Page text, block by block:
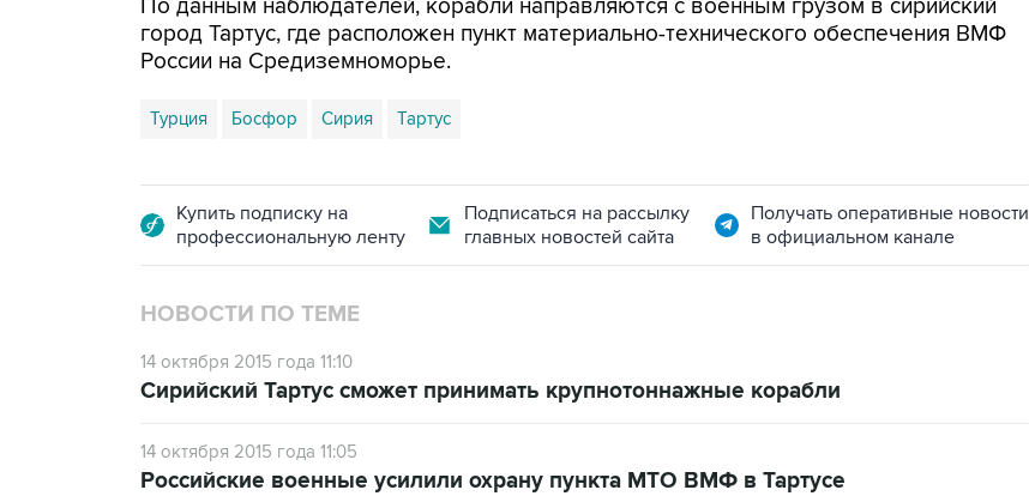
По данным наблюдателей, корабли направляются с военным грузом в сирийский
город Тартус, где расположен пункт материально-технического обеспечения ВМФ
России на Средиземноморье.
Турция Босфор Сирия Тартус
Купить подписку на
профессиональную ленту
Подписаться на рассылку
главных новостей сайта
Получать оперативные новости
в официальном канале
НОВОСТИ ПО ТЕМЕ
14 октября 2015 года 11:10
Сирийский Тартус сможет принимать крупнотоннажные корабли
14 октября 2015 года 11:05
Российские военные усилили охрану пункта МТО ВМФ в Тартусе